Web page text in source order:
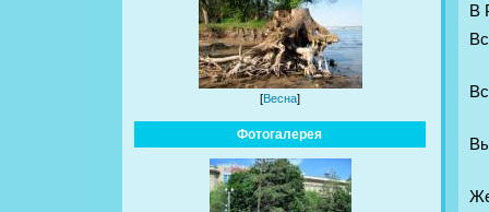
[Весна]
Фотогалерея
В